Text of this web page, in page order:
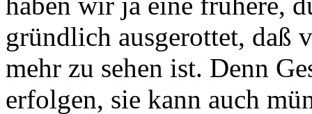
gründlich ausgerottet, daß
mehr zu sehen ist. Denn
erfolgen, sie kann auch